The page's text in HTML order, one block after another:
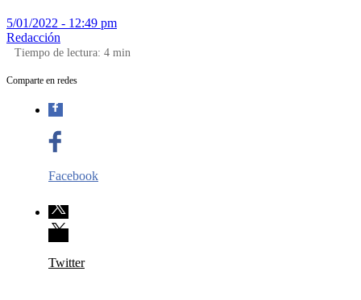
5/01/2022 - 12:49 pm
Redacción
Tiempo de lectura: 4 min
Comparte en redes
Facebook
Twitter